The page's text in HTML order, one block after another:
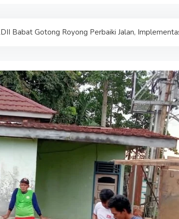
Babat Gotong Royong Perbaiki Jalan,